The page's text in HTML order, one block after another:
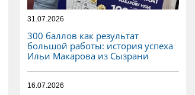
31.07.2026
300 баллов как результат
большой работы: история успеха
Ильи Макарова из Сызрани
16.07.2026